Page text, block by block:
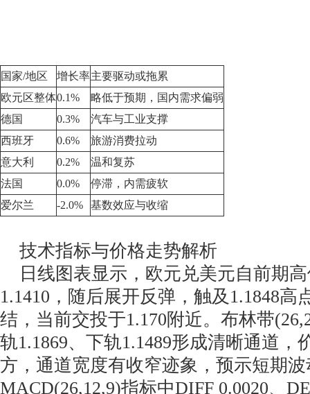
国家/地区 增长率主要驱动或拖累
欧元区整体0.1%
略低于预期，国内需求偏弱
德国
0.3%
汽车与工业支撑
西班牙
0.6%
旅游消费拉动
意大利
0.2%
温和复苏
法国
0.0%
停滞，内需疲软
爱尔兰
-2.0% 基数效应与收缩
技术指标与价格走势解析
日线图表显示，欧元兑美元自前期高
1.1410，随后展开反弹，触及1.1848高
结，当前交投于1.170附近。布林带
轨1.1869、下轨1.1489形成清晰通道，
方，通道宽度有收窄迹象，预示短期
MACD(26,12,9)指标中DIFF 0.0020、